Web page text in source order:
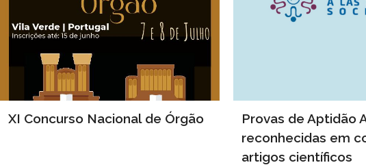
XI Concurso Nacional de Órgão
Provas de Aptidão
reconhecidas em
artigos científicos